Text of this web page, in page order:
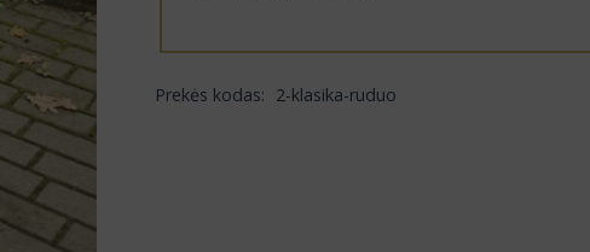
Prekės kodas: 2-klasika-ruduo